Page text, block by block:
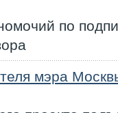
по
мэра